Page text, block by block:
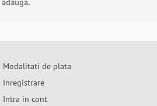
Modalitati de plata
Inregistrare
Intra in cont